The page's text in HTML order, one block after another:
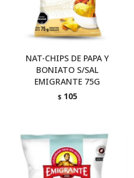
NAT-CHIPS DE PAPA Y
BONIATO S/SAL
EMIGRANTE 75G
$ 105